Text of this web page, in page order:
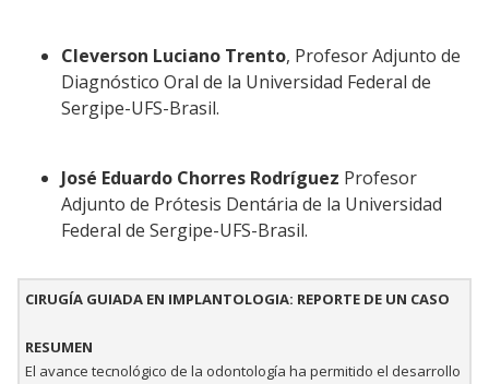
Cleverson Luciano Trento, Profesor Adjunto de
Diagnóstico Oral de la Universidad Federal de
Sergipe-UFS-Brasil.
José Eduardo Chorres Rodríguez Profesor
Adjunto de Prótesis Dentária de la Universidad
Federal de Sergipe-UFS-Brasil.
CIRUGÍA GUIADA EN IMPLANTOLOGIA: REPORTE DE UN CASO
RESUMEN
El avance tecnológico de la odontología ha permitido el desarrollo